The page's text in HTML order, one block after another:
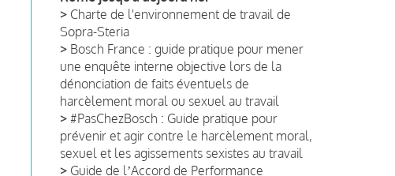
> Charte de l'environnement de travail de
Sopra-Steria
> Bosch France : guide pratique pour mener
une enquête interne objective lors de la
dénonciation de faits éventuels de
harcèlement moral ou sexuel au travail
> #PasChezBosch : Guide pratique pour
prévenir et agir contre le harcèlement moral,
sexuel et les agissements sexistes au travail
> Guide de lʼAccord de Performance